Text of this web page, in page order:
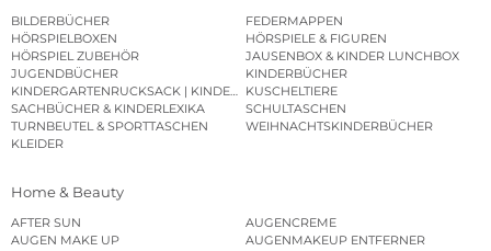
BILDERBÜCHER
FEDERMAPPEN
HÖRSPIELBOXEN
HÖRSPIELE & FIGUREN
HÖRSPIEL ZUBEHÖR
JAUSENBOX & KINDER LUNCHBOX
JUGENDBÜCHER
KINDERBÜCHER
KINDERGARTENRUCKSACK | KINDERGARTENBEUTEL
KUSCHELTIERE
SACHBÜCHER & KINDERLEXIKA
SCHULTASCHEN
TURNBEUTEL & SPORTTASCHEN
WEIHNACHTSKINDERBÜCHER
KLEIDER
Home & Beauty
AFTER SUN
AUGENCREME
AUGEN MAKE UP
AUGENMAKEUP ENTFERNER